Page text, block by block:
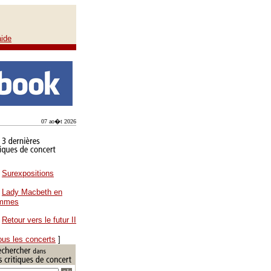
07 ao�t 2026
Surexpositions
Lady Macbeth en
Retour vers le futur II
les concerts ]